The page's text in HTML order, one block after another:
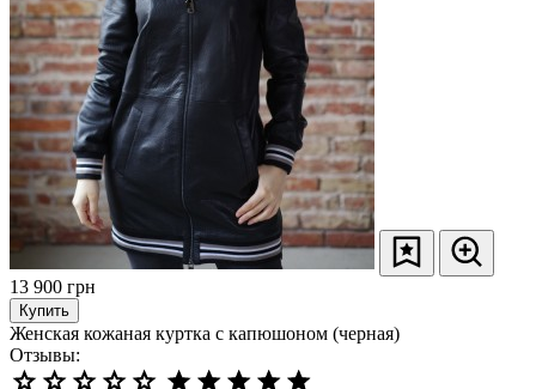
13 900 грн
Купить
Женская кожаная куртка с капюшоном (черная)
Отзывы: